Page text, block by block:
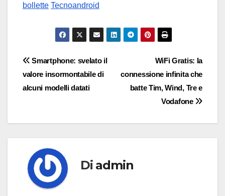
bollette Tecnoandroid
Navigazione
articoli
WiFi Gratis: la
connessione infinita che
batte Tim, Wind, Tre e
Vodafone
Smartphone: svelato il
valore insormontabile di
alcuni modelli datati
Di admin